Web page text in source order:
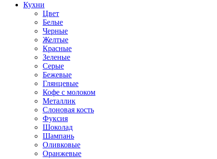
Кухни
Цвет
Белые
Черные
Желтые
Красные
Зеленые
Серые
Бежевые
Глянцевые
Кофе с молоком
Металлик
Слоновая кость
Фуксия
Шоколад
Шампань
Оливковые
Оранжевые